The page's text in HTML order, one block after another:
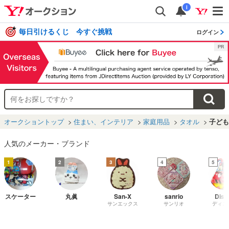
i
毎日引けるくじ 今すぐ挑戦 ログイン
オークショントップ 住まい、インテリア 家庭用品 タオル 子ど
人気のメーカー・ブランド
1
スケーター
2
丸眞
3
San-X
サンエックス
4
sanrio
サンリオ
5
ディズ